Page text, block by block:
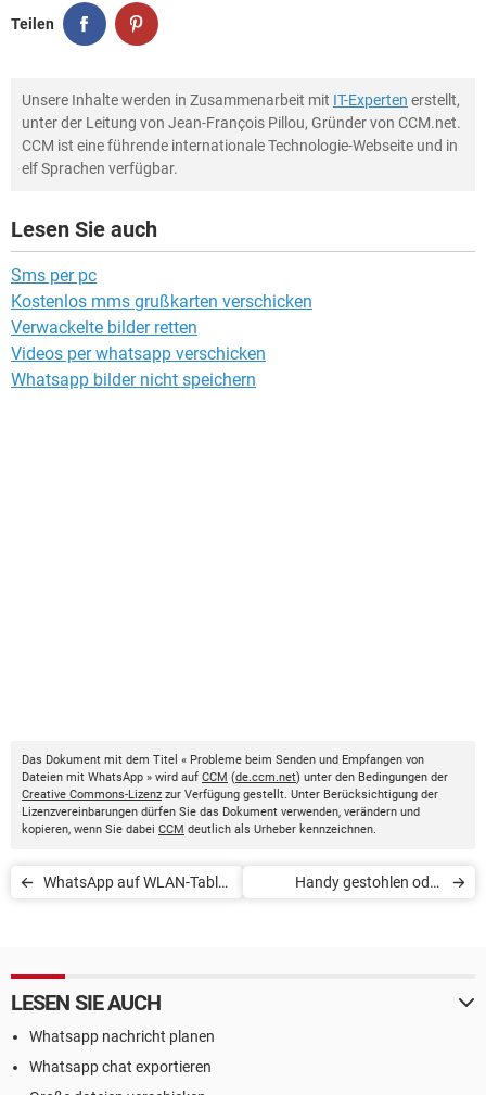
Teilen
Unsere Inhalte werden in Zusammenarbeit mit IT-Experten erstellt,
unter der Leitung von Jean-François Pillou, Gründer von CCM.net.
CCM ist eine führende internationale Technologie-Webseite und in
elf Sprachen verfügbar.
Lesen Sie auch
Sms per pc
Kostenlos mms grußkarten verschicken
Verwackelte bilder retten
Videos per whatsapp verschicken
Whatsapp bilder nicht speichern
Das Dokument mit dem Titel « Probleme beim Senden und Empfangen von
Dateien mit WhatsApp » wird auf CCM (de.ccm.net) unter den Bedingungen der
Creative Commons-Lizenz zur Verfügung gestellt. Unter Berücksichtigung der
Lizenzvereinbarungen dürfen Sie das Dokument verwenden, verändern und
kopieren, wenn Sie dabei CCM deutlich als Urheber kennzeichnen.
WhatsApp auf WLAN-Tablet
Handy gestohlen oder
LESEN SIE AUCH
Whatsapp nachricht planen
Whatsapp chat exportieren